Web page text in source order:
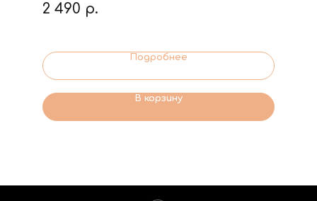
2 490 р.
Подробнее
В корзину